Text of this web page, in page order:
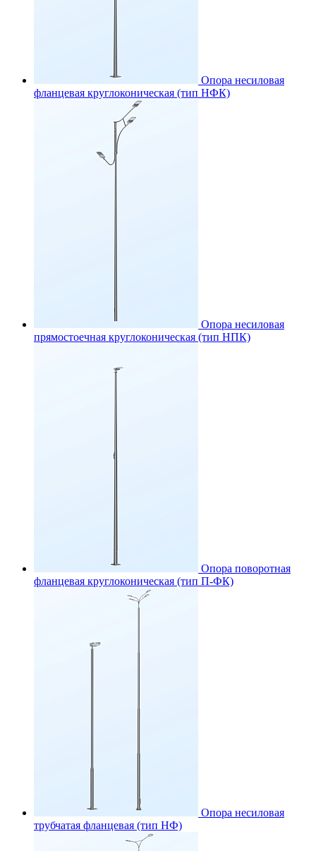
Опора несиловая
фланцевая круглоконическая (тип НФК)
Опора несиловая
прямостоечная круглоконическая (тип НПК)
Опора поворотная
фланцевая круглоконическая (тип П-ФК)
Опора несиловая
трубчатая фланцевая (тип НФ)